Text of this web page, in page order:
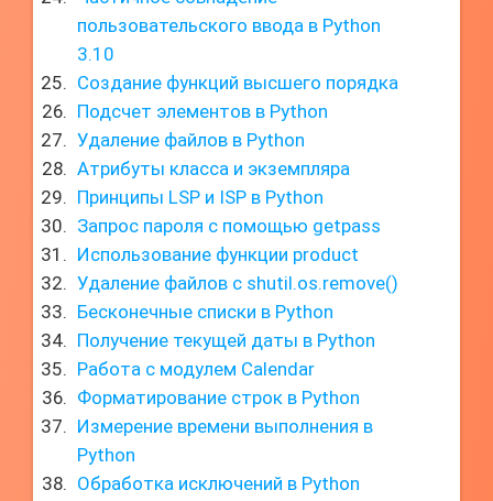
пользовательского ввода в Python
3.10
Создание функций высшего порядка
Подсчет элементов в Python
Удаление файлов в Python
Атрибуты класса и экземпляра
Принципы LSP и ISP в Python
Запрос пароля с помощью getpass
Использование функции product
Удаление файлов с shutil.os.remove()
Бесконечные списки в Python
Получение текущей даты в Python
Работа с модулем Calendar
Форматирование строк в Python
Измерение времени выполнения в
Python
Обработка исключений в Python